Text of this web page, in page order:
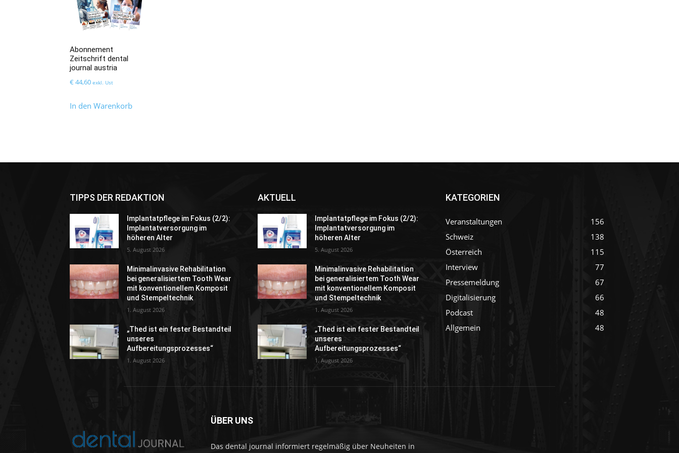
Abonnement
Zeitschrift dental
journal austria
€44,60 exkl. Ust
In den Warenkorb
TIPPS DER REDAKTION
Implantatpflege im Fokus (2/2):
Implantatversorgung im
höheren Alter
5. August 2026
Minimalinvasive Rehabilitation
bei generalisiertem Tooth Wear
mit konventionellem Komposit
und Stempeltechnik
1. August 2026
„Thed ist ein fester Bestandteil
unseres
Aufbereitungsprozesses“
1. August 2026
AKTUELL
Implantatpflege im Fokus (2/2):
Implantatversorgung im
höheren Alter
5. August 2026
Minimalinvasive Rehabilitation
bei generalisiertem Tooth Wear
mit konventionellem Komposit
und Stempeltechnik
1. August 2026
„Thed ist ein fester Bestandteil
unseres
Aufbereitungsprozesses“
1. August 2026
KATEGORIEN
Veranstaltungen
156
Schweiz
138
Österreich
115
Interview
77
Pressemeldung
67
Digitalisierung
66
Podcast
48
Allgemein
48
ÜBER UNS
Das dental journal informiert regelmäßig über Neuheiten in